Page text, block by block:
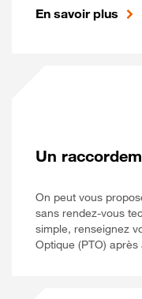
En savoir plus
Un
On peut vous
sans rendez-vous
simple, renseignez
Optique (PTO)